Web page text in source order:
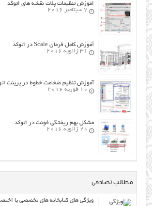
اموزش تنظیمات پلات نقشه های اتوکد
7 سپتامبر 2016
آموزش کامل فرمان Scale در اتوکد
31 ژانویه 2016
آموزش تنظیم ضخامت خطوط در پرینت
10 فوریه 2016
مشکل بهم ریختگی فونت در اتوکد
20 ژانویه 2016
مطالب تصادفی
ویژگی های کتابخانه های تخصصی یا